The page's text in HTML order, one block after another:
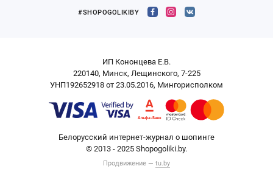
#SHOPOGOLIKIBY
ИП Кононцева Е.В.
220140, Минск, Лещинского, 7-225
УНП192652918 от 23.05.2016, Мингорисполком
Белорусский интернет-журнал о шопинге
© 2013 - 2025 Shopogoliki.by.
Продвижение — tu.by